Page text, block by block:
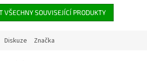
VŠECHNY SOUVISEJÍCÍ PRODUKTY
Diskuze Značka